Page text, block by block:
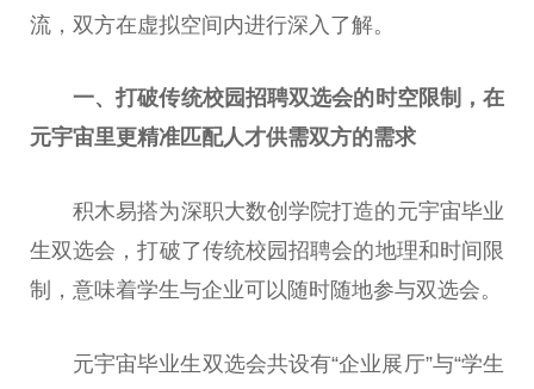
流，双方在虚拟空间内进行深入了解。
一、打破传统校园招聘双选会的时空限制 ，在
元宇宙里更精准匹配人才供需双方的需求
积木易搭为深职大数创学院打造的元宇宙毕业
生双选会，打破了传统校园招聘会的地理和时间限
制，意味着学生与企业可以随时随地参与双选会。
元宇宙毕业生双选会共设有“企业展厅”与“学生